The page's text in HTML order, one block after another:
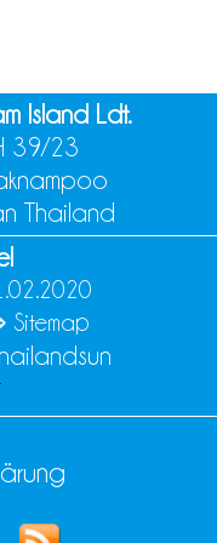
Island Ldt.
39/23
Thailand
Sitemap